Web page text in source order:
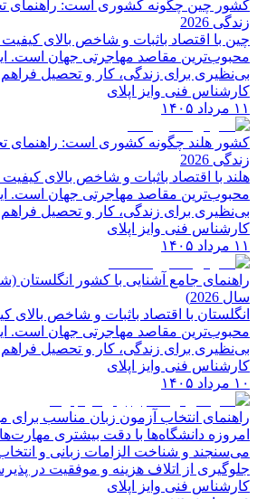
کشور چین چگونه کشوری است: راهنمای
زندگی 2026
چین با اقتصاد باثبات و شاخص‌ بالای کیفیت
محبوب‌ترین مقاصد مهاجرتی جهان است.
بی‌نظیری برای زندگی، کار و تحصیل
کارشناس فنی وایز اپلای
۱۱ مرداد ۱۴۰۵
کشور هلند چگونه کشوری است: راهنمای
زندگی 2026
هلند با اقتصاد باثبات و شاخص‌ بالای
محبوب‌ترین مقاصد مهاجرتی جهان است.
بی‌نظیری برای زندگی، کار و تحصیل
کارشناس فنی وایز اپلای
۱۱ مرداد ۱۴۰۵
راهنمای جامع آشنایی با کشور انگلستان
سال 2026)
انگلستان با اقتصاد باثبات و شاخص‌ بالای
محبوب‌ترین مقاصد مهاجرتی جهان است.
بی‌نظیری برای زندگی، کار و تحصیل
کارشناس فنی وایز اپلای
۱۰ مرداد ۱۴۰۵
راهنمای انتخاب آزمون زبان مناسب برای
امروزه دانشگاه‌ها با دقت بیشتری
می‌سنجند و شناخت الزامات زبانی و
جلوگیری از اتلاف هزینه و موفقیت در
کارشناس فنی وایز اپلای